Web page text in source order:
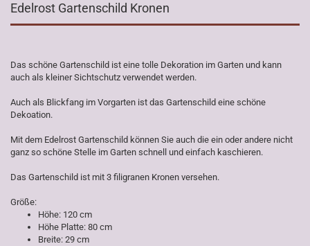
Edelrost Gartenschild Kronen
Das schöne Gartenschild ist eine tolle Dekoration im Garten und kann
auch als kleiner Sichtschutz verwendet werden.
Auch als Blickfang im Vorgarten ist das Gartenschild eine schöne
Dekoation.
Mit dem Edelrost Gartenschild können Sie auch die ein oder andere nicht
ganz so schöne Stelle im Garten schnell und einfach kaschieren.
Das Gartenschild ist mit 3 filigranen Kronen versehen.
Größe:
Höhe: 120 cm
Höhe Platte: 80 cm
Breite: 29 cm